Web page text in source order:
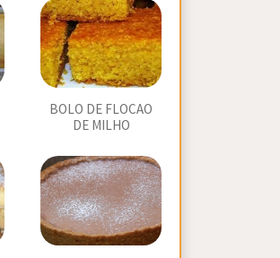
BOLO DE FLOCAO
DE MILHO